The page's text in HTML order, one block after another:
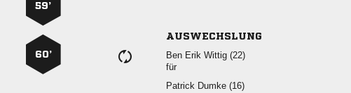
59’
60’
AUSWECHSLUNG
   
für
  